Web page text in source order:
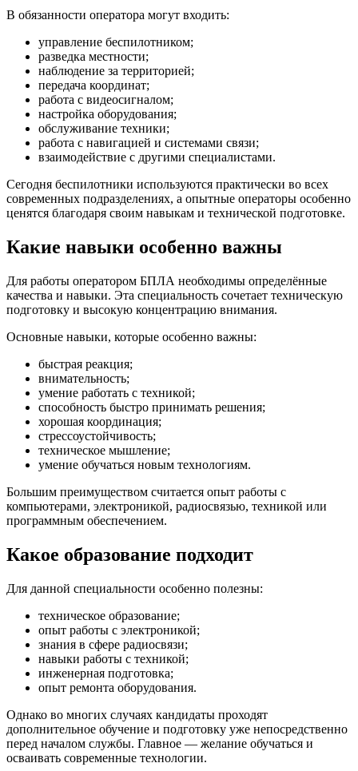
В обязанности оператора могут входить:
управление беспилотником;
разведка местности;
наблюдение за территорией;
передача координат;
работа с видеосигналом;
настройка оборудования;
обслуживание техники;
работа с навигацией и системами связи;
взаимодействие с другими специалистами.
Сегодня беспилотники используются практически во всех
современных подразделениях, а опытные операторы особенно
ценятся благодаря своим навыкам и технической подготовке.
Какие навыки особенно важны
Для работы оператором БПЛА необходимы определённые
качества и навыки. Эта специальность сочетает техническую
подготовку и высокую концентрацию внимания.
Основные навыки, которые особенно важны:
быстрая реакция;
внимательность;
умение работать с техникой;
способность быстро принимать решения;
хорошая координация;
стрессоустойчивость;
техническое мышление;
умение обучаться новым технологиям.
Большим преимуществом считается опыт работы с
компьютерами, электроникой, радиосвязью, техникой или
программным обеспечением.
Какое образование подходит
Для данной специальности особенно полезны:
техническое образование;
опыт работы с электроникой;
знания в сфере радиосвязи;
навыки работы с техникой;
инженерная подготовка;
опыт ремонта оборудования.
Однако во многих случаях кандидаты проходят
дополнительное обучение и подготовку уже непосредственно
перед началом службы. Главное — желание обучаться и
осваивать современные технологии.